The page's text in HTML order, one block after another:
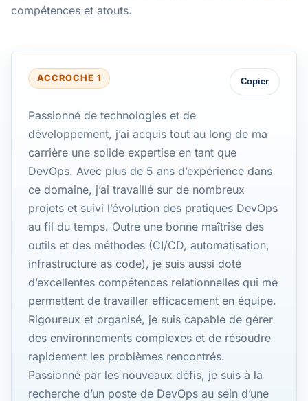
compétences et atouts.
ACCROCHE 1 Copier
Passionné de technologies et de
développement, j’ai acquis tout au long de ma
carrière une solide expertise en tant que
DevOps. Avec plus de 5 ans d’expérience dans
ce domaine, j’ai travaillé sur de nombreux
projets et suivi l’évolution des pratiques DevOps
au fil du temps. Outre une bonne maîtrise des
outils et des méthodes (CI/CD, automatisation,
infrastructure as code), je suis aussi doté
d’excellentes compétences relationnelles qui me
permettent de travailler efficacement en équipe.
Rigoureux et organisé, je suis capable de gérer
des environnements complexes et de résoudre
rapidement les problèmes rencontrés.
Passionné par les nouveaux défis, je suis à la
recherche d’un poste de DevOps au sein d’une